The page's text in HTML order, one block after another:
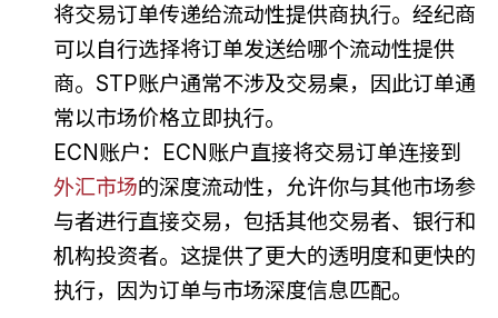
将交易订单传递给流动性提供商执行。经纪商
可以自行选择将订单发送给哪个流动性提供
商。STP账户通常不涉及交易桌，因此订单通
常以市场价格立即执行。
ECN账户：ECN账户直接将交易订单连接到
外汇市场的深度流动性，允许你与其他市场参
与者进行直接交易，包括其他交易者、银行和
机构投资者。这提供了更大的透明度和更快的
执行，因为订单与市场深度信息匹配。